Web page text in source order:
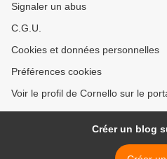
Signaler un abus
C.G.U.
Cookies et données personnelles
Préférences cookies
Voir le profil de Cornello sur le
Créer un blog